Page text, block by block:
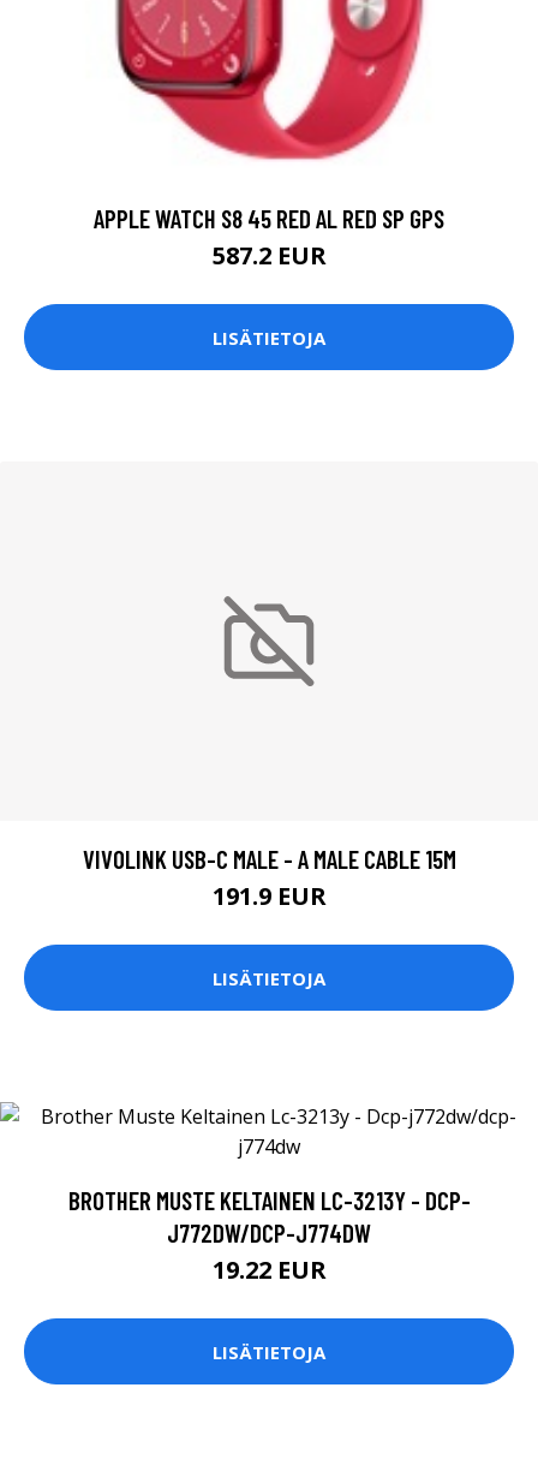
APPLE WATCH S8 45 RED AL RED SP GPS
587.2 EUR
LISÄTIETOJA
VIVOLINK USB-C MALE - A MALE CABLE 15M
191.9 EUR
LISÄTIETOJA
BROTHER MUSTE KELTAINEN LC-3213Y - DCP-
J772DW/DCP-J774DW
19.22 EUR
LISÄTIETOJA